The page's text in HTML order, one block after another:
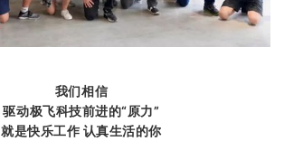
我们相信
驱动极飞科技前进的“原力”
就是快乐工作 认真生活的你